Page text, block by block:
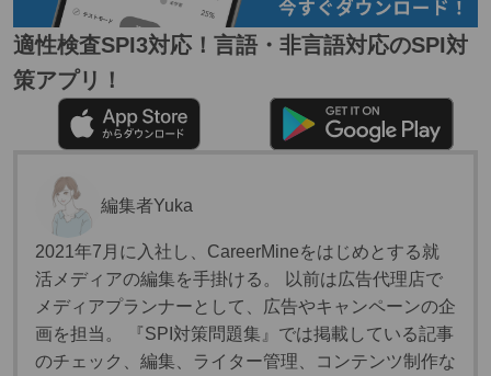
適性検査SPI3対応！言語・非言語対応のSPI対
策アプリ！
編集者Yuka
2021年7月に入社し、CareerMineをはじめとする就
活メディアの編集を手掛ける。 以前は広告代理店で
メディアプランナーとして、広告やキャンペーンの企
画を担当。 『SPI対策問題集』では掲載している記事
のチェック、編集、ライター管理、コンテンツ制作な